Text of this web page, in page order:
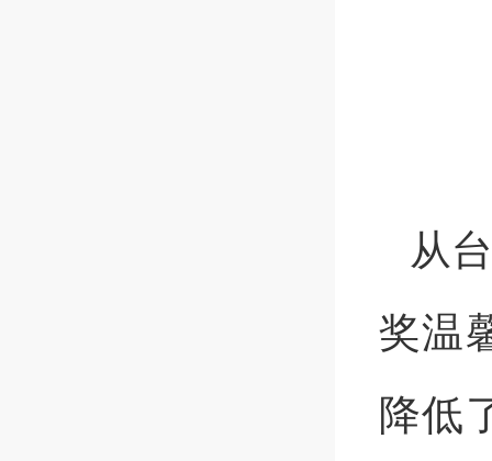
从
奖温
降低